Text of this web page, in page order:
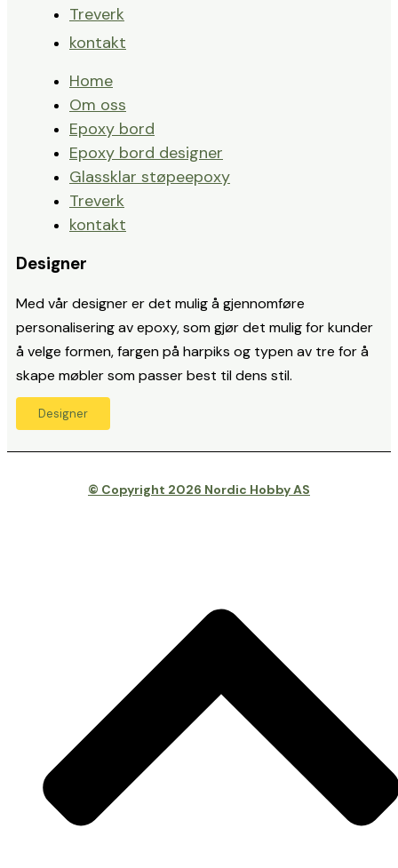
Treverk
kontakt
Home
Om oss
Epoxy bord
Epoxy bord designer
Glassklar støpeepoxy
Treverk
kontakt
Designer
Med vår designer er det mulig å gjennomføre
personalisering av epoxy, som gjør det mulig for kunder
å velge formen, fargen på harpiks og typen av tre for å
skape møbler som passer best til dens stil.
Designer
© Copyright 2026 Nordic Hobby AS